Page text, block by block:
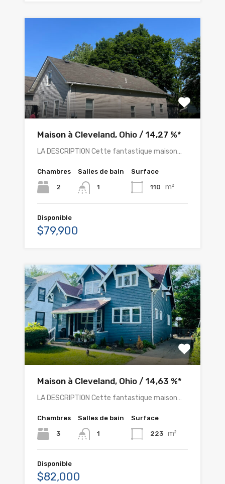
Maison à Cleveland, Ohio / 14,27 %*
LA DESCRIPTION Cette fantastique maison…
Chambres
2
Salles de bain
1
Surface
110 m²
Disponible
$79,900
Maison à Cleveland, Ohio / 14,63 %*
LA DESCRIPTION Cette fantastique maison…
Chambres
3
Salles de bain
1
Surface
223 m²
Disponible
$82,000